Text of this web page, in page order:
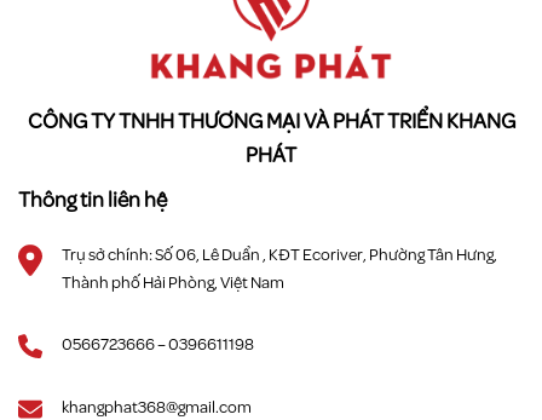
CÔNG TY TNHH THƯƠNG MẠI VÀ PHÁT TRIỂN KHANG
PHÁT
Thông tin liên hệ
Trụ sở chính: Số 06, Lê Duẩn , KĐT Ecoriver, Phường Tân Hưng,
Thành phố Hải Phòng, Việt Nam
0566723666 – 0396611198
khangphat368@gmail.com